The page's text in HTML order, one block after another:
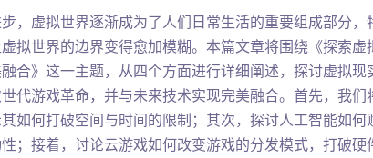
，虚拟世界逐渐成为了人们日常生活的重要组成部分，
拟世界的边界变得愈加模糊。本篇文章将围绕《探索虚
合》这一主题，从四个方面进行详细阐述，探讨虚拟现
代游戏革命，并与未来技术实现完美融合。首先，我们
如何打破空间与时间的限制；其次，探讨人工智能如何
；接着，讨论云游戏如何改变游戏的分发模式，打破硬